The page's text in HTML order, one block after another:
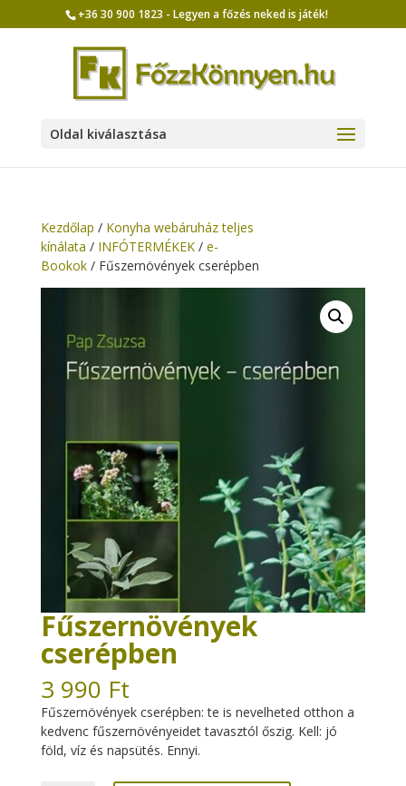
+36 30 900 1823 - Legyen a főzés neked is játék!
Oldal kiválasztása
Kezdőlap / Konyha webáruház teljes
kínálata / INFÓTERMÉKEK/ e-
Bookok/ Fűszernövények cserépben
Fűszernövények
cserépben
3 990 Ft
Fűszernövények cserépben: te is nevelheted otthon a
kedvenc fűszernövényeidet tavasztól őszig. Kell: jó
föld, víz és napsütés. Ennyi.